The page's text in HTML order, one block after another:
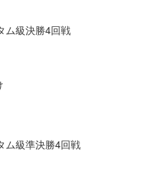
ム級決勝4回戦
ム級準決勝4回戦